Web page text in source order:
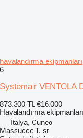
havalandırma ekipmanları
6
Systemair VENTOLA
873.300 TL €16.000
Havalandırma ekipmanları
İtalya, Cuneo
Massucco T. srl